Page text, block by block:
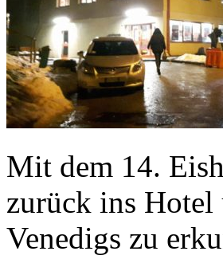
Mit dem 14.
zurück ins Hotel
Venedigs zu